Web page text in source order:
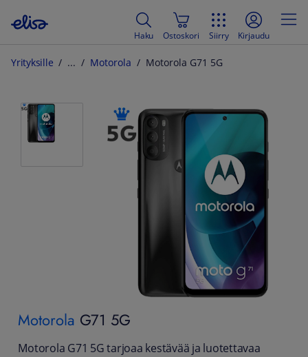
Haku Ostoskori Siirry Kirjaudu
Yrityksille Motorola Motorola G71 5G
Motorola G71 5G
Motorola G71 5G tarjoaa kestävää ja luotettavaa